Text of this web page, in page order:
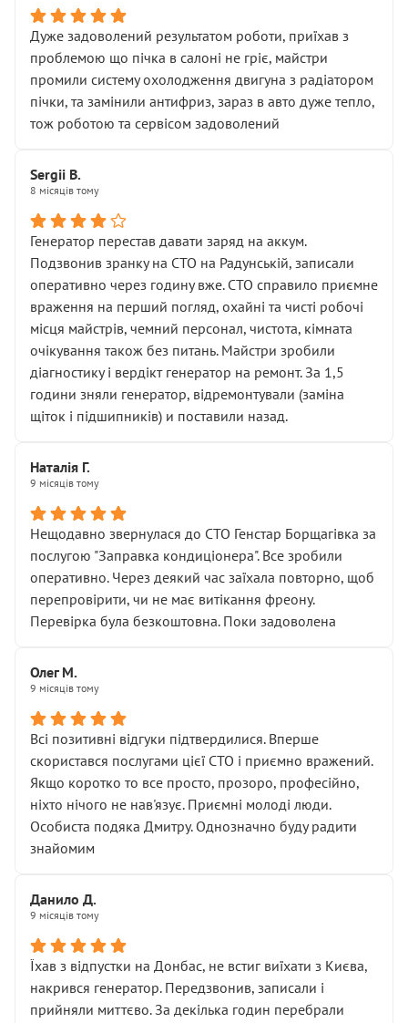
Дуже задоволений результатом роботи, приїхав з
проблемою що пічка в салоні не гріє, майстри
промили систему охолодження двигуна з радіатором
пічки, та замінили антифриз, зараз в авто дуже тепло,
тож роботою та сервісом задоволений
Sergii B.
8 місяців тому
Генератор перестав давати заряд на аккум.
Подзвонив зранку на СТО на Радунській, записали
оперативно через годину вже. СТО справило приємне
враження на перший погляд, охайні та чисті робочі
місця майстрів, чемний персонал, чистота, кімната
очікування також без питань. Майстри зробили
діагностику і вердікт генератор на ремонт. За 1,5
години зняли генератор, відремонтували (заміна
щіток і підшипників) и поставили назад.
Наталія Г.
9 місяців тому
Нещодавно звернулася до СТО Генстар Борщагівка за
послугою "Заправка кондиціонера". Все зробили
оперативно. Через деякий час заїхала повторно, щоб
перепровірити, чи не має витікання фреону.
Перевірка була безкоштовна. Поки задоволена
Олег М.
9 місяців тому
Всі позитивні відгуки підтвердилися. Вперше
скористався послугами цієї СТО і приємно вражений.
Якщо коротко то все просто, прозоро, професійно,
ніхто нічого не нав'язує. Приємні молоді люди.
Особиста подяка Дмитру. Однозначно буду радити
знайомим
Данило Д.
9 місяців тому
Їхав з відпустки на Донбас, не встиг виїхати з Києва,
накрився генератор. Передзвонив, записали і
прийняли миттєво. За декілька годин перебрали